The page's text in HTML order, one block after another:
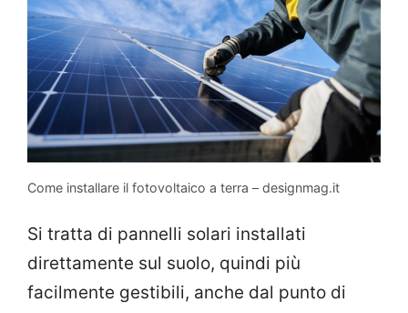
Come installare il fotovoltaico a terra – designmag.it
Si tratta di pannelli solari installati
direttamente sul suolo, quindi più
facilmente gestibili, anche dal punto di